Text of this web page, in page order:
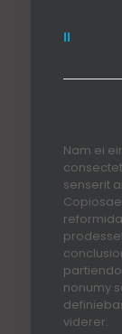
II
Nam ei
senserit
nonumy
viderer.